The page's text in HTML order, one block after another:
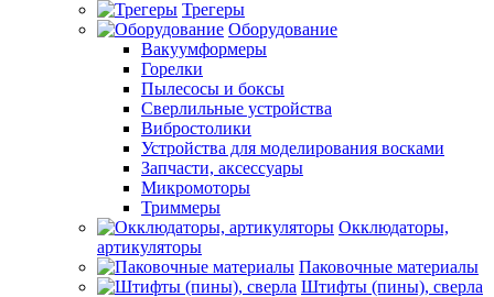
Трегеры
Оборудование
Вакуумформеры
Горелки
Пылесосы и боксы
Сверлильные устройства
Вибростолики
Устройства для моделирования восками
Запчасти, аксессуары
Микромоторы
Триммеры
Окклюдаторы,
артикуляторы
Паковочные материалы
Штифты (пины), сверла